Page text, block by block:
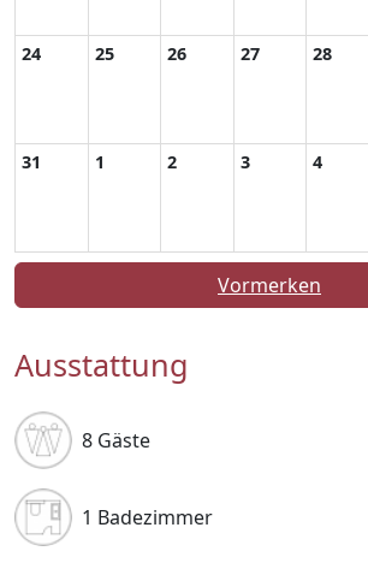
24 25 26 27 28
31 1 2 3 4
Vormerken
Ausstattung
8 Gäste
1 Badezimmer